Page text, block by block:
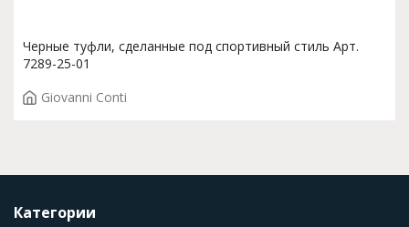
Черные туфли, сделанные под спортивный стиль Арт.
7289-25-01
Giovanni Conti
Категории